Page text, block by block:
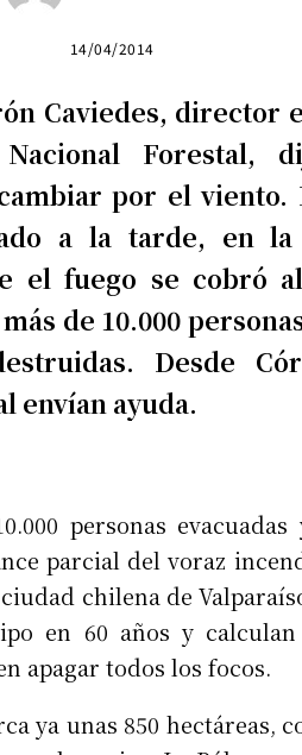
14/04/2014
Caviedes, director
Nacional Forestal,
por el viento.
a la tarde, en la
el fuego se cobró
de 10.000
Desde
envían ayuda.
personas evacuadas
parcial del voraz
chilena de
en 60 años y
apagar todos los focos.
ya unas 850 hectáreas,